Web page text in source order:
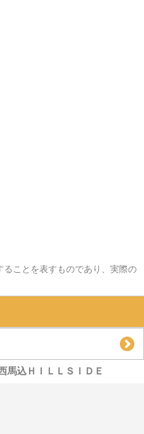
ことを表すものであり、実際の
馬込ＨＩＬＬＳＩＤＥ